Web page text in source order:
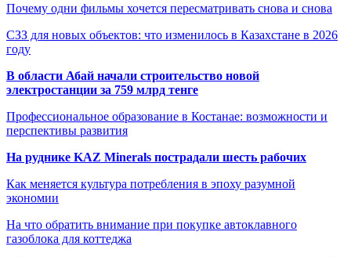
Почему одни фильмы хочется пересматривать снова и снова
СЗЗ для новых объектов: что изменилось в Казахстане в 2026
году
В области Абай начали строительство новой
электростанции за 759 млрд тенге
Профессиональное образование в Костанае: возможности и
перспективы развития
На руднике KAZ Minerals пострадали шесть рабочих
Как меняется культура потребления в эпоху разумной
экономии
На что обратить внимание при покупке автоклавного
газоблока для коттеджа